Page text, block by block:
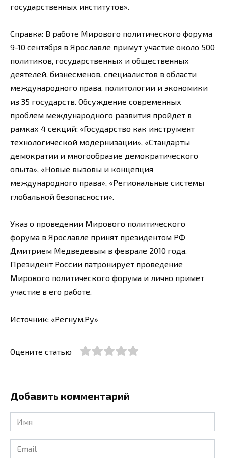
государственных институтов».
Справка: В работе Мирового политического форума
9-10 сентября в Ярославле примут участие около 500
политиков, государственных и общественных
деятелей, бизнесменов, специалистов в области
международного права, политологии и экономики
из 35 государств. Обсуждение современных
проблем международного развития пройдет в
рамках 4 секций: «Государство как инструмент
технологической модернизации», «Стандарты
демократии и многообразие демократического
опыта», «Новые вызовы и концепция
международного права», «Региональные системы
глобальной безопасности».
Указ о проведении Мирового политического
форума в Ярославле принят президентом РФ
Дмитрием Медведевым в феврале 2010 года.
Президент России патронирует проведение
Мирового политического форума и лично примет
участие в его работе.
Источник: «Регнум.Ру»
Оцените статью
Добавить комментарий
Имя
*
Email
*